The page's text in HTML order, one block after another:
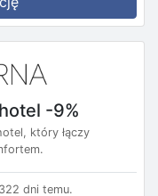
-9%
który łączy
dni temu.